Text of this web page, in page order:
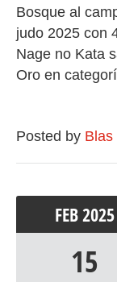
Bosque al
judo 2025 con
Nage no Kata
Oro en
Posted by Blas
FEB2025
15